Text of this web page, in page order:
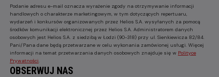
Podanie adresu e-mail oznacza wyrażenie zgody na otrzymywanie informacji
handlowych o charakterze marketingowym, w tym dotyczących repertuaru,
wydarzeń i konkursów organizowanych przez Helios S.A. wysyłanych za pomocą
środków komunikacji elektronicznej przez Helios S.A. Administratorem danych
osobowych jest Helios S.A. z siedzibą w Łodzi (90-318) przy ul. Sienkiewicza 82/84.
Pani/Pana dane będą przetwarzane w celu wykonania zamówionej usługi. Więcej
informacji na temat przetwarzania danych osobowych znajduje się w Polityce
Prywatności
OBSERWUJ NAS